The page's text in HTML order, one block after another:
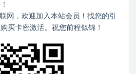
网，欢迎加入本站会员！找您的引
买卡密激活。祝您前程似锦！